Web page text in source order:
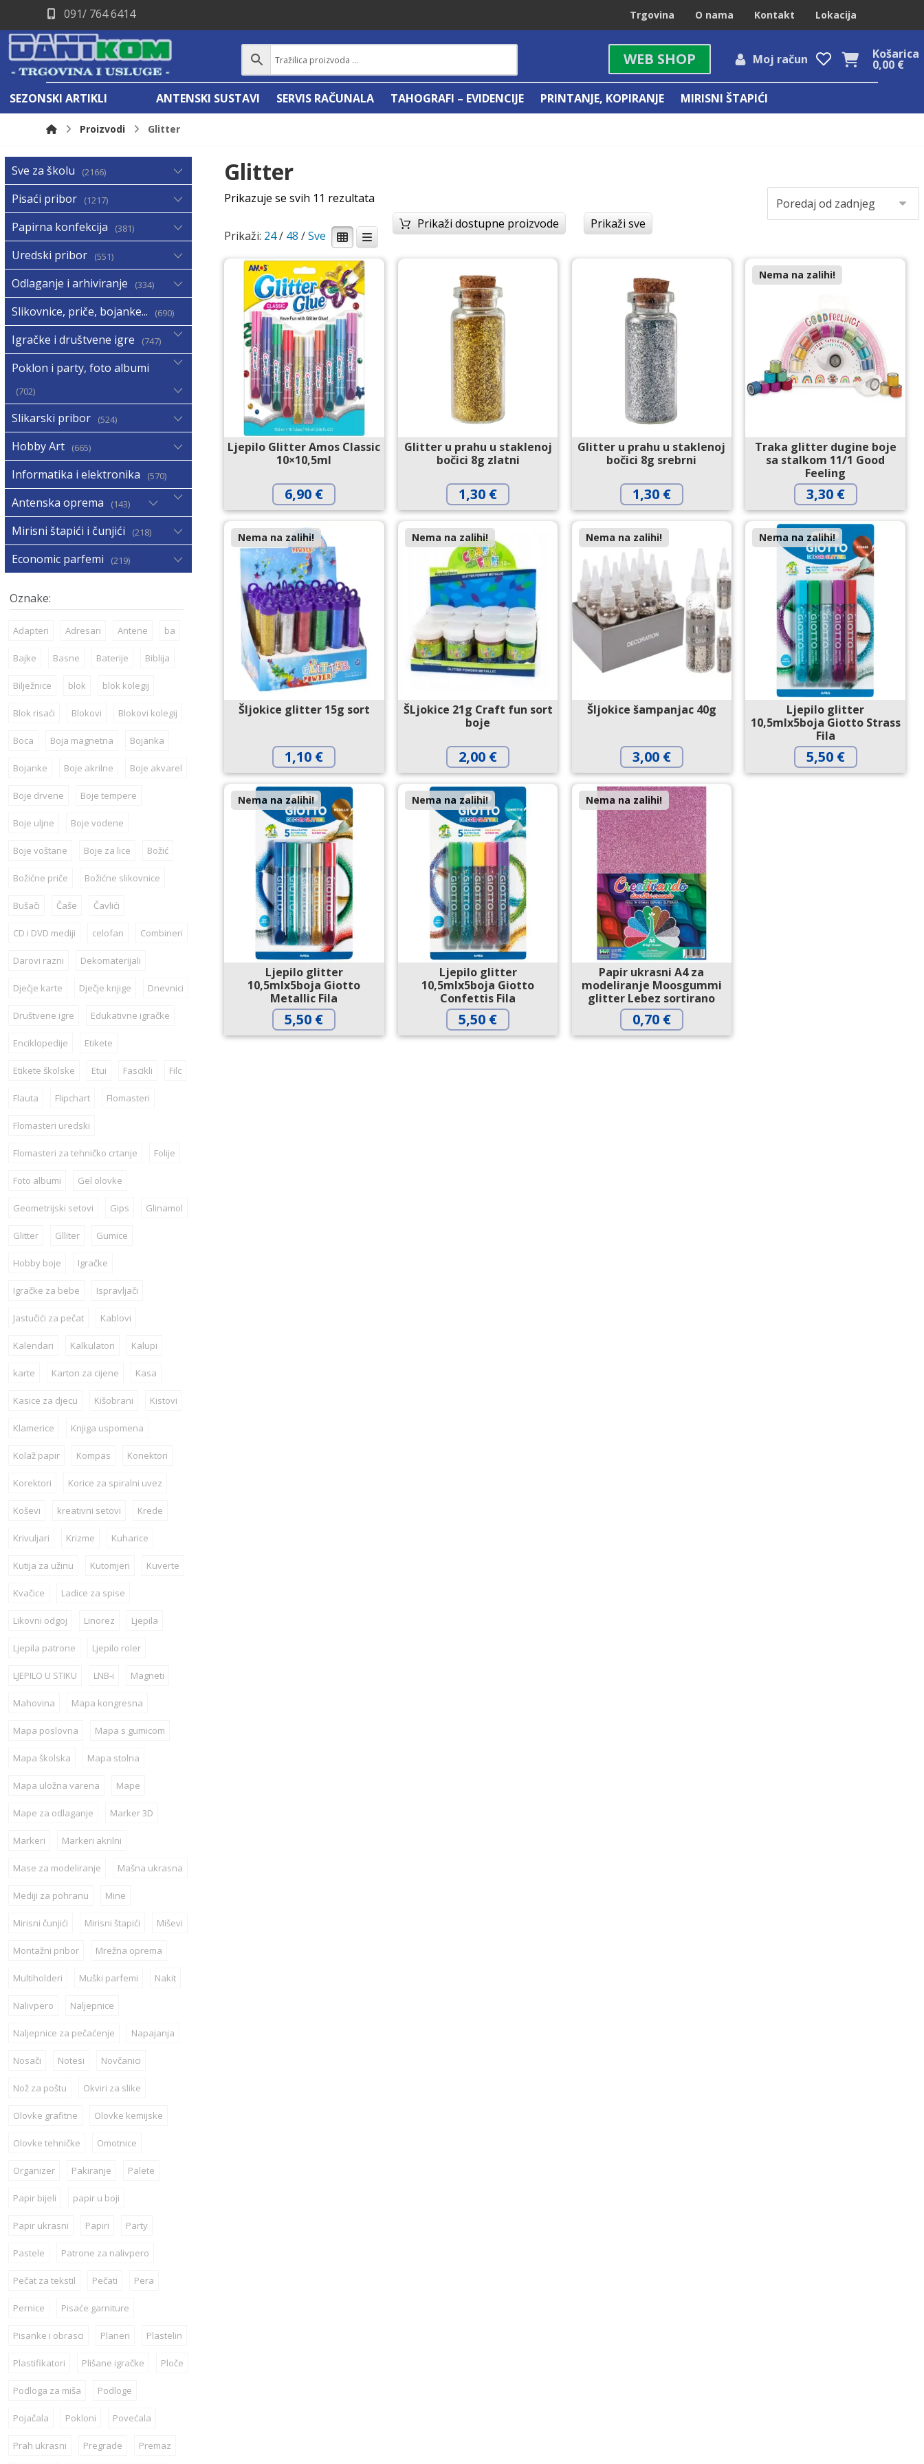
091/ 764 6414 Trgovina O nama Kontakt Lokacija
Košarica
0,00 €
Moj račun
WEB SHOP
SEZONSKI ARTIKLI ANTENSKI SUSTAVI SERVIS RAČUNALA TAHOGRAFI – EVIDENCIJE PRINTANJE, KOPIRANJE MIRISNI ŠTAPIĆI
Proizvodi Glitter
Glitter
Prikaži dostupne proizvode Prikaži sve
Prikazuje se svih 11 rezultata
Prikaži: 24/ 48 /
Ljepilo Glitter Amos Classic
10×10,5ml
6,90 €
Glitter u prahu u staklenoj
bočici 8g zlatni
1,30 €
Glitter u prahu u staklenoj
bočici 8g srebrni
1,30 €
Nema na zalihi!
Traka glitter dugine boje
sa stalkom 11/1 Good
Feeling
3,30 €
Nema na zalihi!
Šljokice glitter 15g sort
1,10 €
Nema na zalihi!
ŠLjokice 21g Craft fun sort
boje
2,00 €
Nema na zalihi!
Šljokice šampanjac 40g
3,00 €
Nema na zalihi!
Ljepilo glitter
10,5mlx5boja Giotto Strass
Fila
5,50 €
Nema na zalihi!
Ljepilo glitter
10,5mlx5boja Giotto
Metallic Fila
5,50 €
Nema na zalihi!
Ljepilo glitter
10,5mlx5boja Giotto
Confettis Fila
5,50 €
Nema na zalihi!
Papir ukrasni A4 za
modeliranje Moosgummi
glitter Lebez sortirano
0,70 €
Sve za školu 2166
Pisaći pribor 1217
Papirna konfekcija 381
Uredski pribor 551
Odlaganje i arhiviranje 334
Slikovnice, priče, bojanke... 690
Igračke i društvene igre 747
Poklon i party, foto albumi
702
Slikarski pribor 524
Hobby Art 665
Informatika i elektronika 570
Antenska oprema 143
Mirisni štapići i čunjići 218
Economic parfemi 219
Adapteri Adresari Antene ba
Bajke Basne Baterije Biblija
Bilježnice blok blok kolegij
Blok risaći Blokovi Blokovi kolegij
Boca Boja magnetna Bojanka
Bojanke Boje akrilne Boje akvarel
Boje drvene Boje tempere
Boje uljne Boje vodene
Boje voštane Boje za lice Božić
Božićne priče Božićne slikovnice
Bušači Čaše Čavlići
CD i DVD mediji celofan Combineri
Darovi razni Dekomaterijali
Dječje karte Dječje knjige Dnevnici
Društvene igre Edukativne igračke
Enciklopedije Etikete
Etikete školske Etui Fascikli Filc
Flauta Flipchart Flomasteri
Flomasteri uredski
Flomasteri za tehničko crtanje Folije
Foto albumi Gel olovke
Geometrijski setovi Gips Glinamol
Glitter Glliter Gumice
Hobby boje Igračke
Igračke za bebe Ispravljači
Jastučići za pečat Kablovi
Kalendari Kalkulatori Kalupi
karte Karton za cijene Kasa
Kasice za djecu Kišobrani Kistovi
Klamerice Knjiga uspomena
Kolaž papir Kompas Konektori
Korektori Korice za spiralni uvez
Koševi kreativni setovi Krede
Krivuljari Krizme Kuharice
Kutija za užinu Kutomjeri Kuverte
Kvačice Ladice za spise
Likovni odgoj Linorez Ljepila
Ljepila patrone Ljepilo roler
LJEPILO U STIKU LNB-i Magneti
Mahovina Mapa kongresna
Mapa poslovna Mapa s gumicom
Mapa školska Mapa stolna
Mapa uložna varena Mape
Mape za odlaganje Marker 3D
Markeri Markeri akrilni
Mase za modeliranje Mašna ukrasna
Mediji za pohranu Mine
Mirisni čunjići Mirisni štapići Miševi
Montažni pribor Mrežna oprema
Multiholderi Muški parfemi Nakit
Nalivpero Naljepnice
Naljepnice za pečaćenje Napajanja
Nosači Notesi Novčanici
Nož za poštu Okviri za slike
Olovke grafitne Olovke kemijske
Olovke tehničke Omotnice
Organizer Pakiranje Palete
Papir bijeli papir u boji
Papir ukrasni Papiri Party
Pastele Patrone za nalivpero
Pečat za tekstil Pečati Pera
Pernice Pisaće garniture
Pisanke i obrasci Planeri Plastelin
Plastifikatori Plišane igračke Ploče
Podloga za miša Podloge
Pojačala Pokloni Povećala
Prah ukrasni Pregrade Premaz